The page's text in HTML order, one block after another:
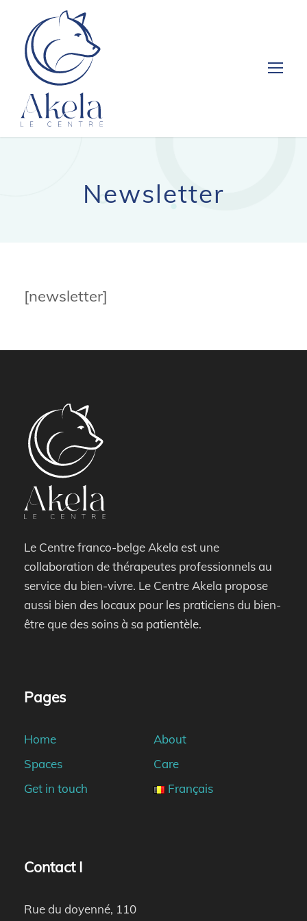
Newsletter
[newsletter]
Le Centre franco-belge Akela est une
collaboration de thérapeutes professionnels au
service du bien-vivre. Le Centre Akela propose
aussi bien des locaux pour les praticiens du bien-
être que des soins à sa patientèle.
Pages
Home
About
Spaces
Care
Get in touch
Français
Contact I
Rue du doyenné, 110